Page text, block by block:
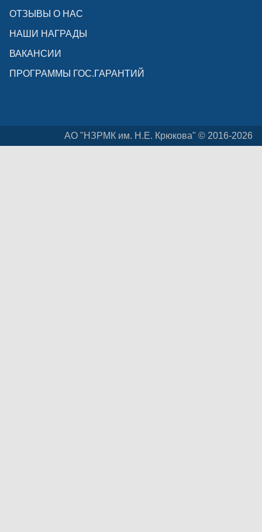
ОТЗЫВЫ О НАС
НАШИ НАГРАДЫ
ВАКАНСИИ
ПРОГРАММЫ ГОС.ГАРАНТИЙ
АО "НЗРМК им. Н.Е. Крюкова" © 2016-2026